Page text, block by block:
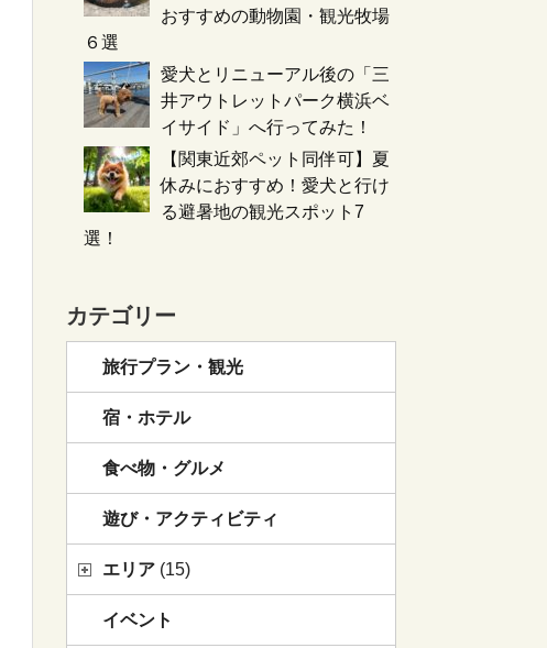
おすすめの動物園・観光牧場
６選
愛犬とリニューアル後の「三
井アウトレットパーク横浜ベ
イサイド」へ行ってみた！
【関東近郊ペット同伴可】夏
休みにおすすめ！愛犬と行け
る避暑地の観光スポット7
選！
カテゴリー
旅行プラン・観光
宿・ホテル
食べ物・グルメ
遊び・アクティビティ
エリア (15)
イベント